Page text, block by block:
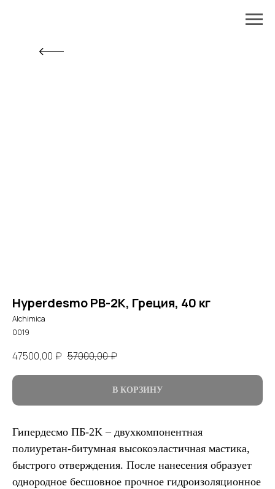
Hyperdesmo PB-2K, Греция, 40 кг
Alchimica
0019
47500,00 ₽ 57000,00₽
В КОРЗИНУ
Гипердесмо ПБ-2K – двухкомпонентная
полиуретан-битумная высокоэластичная мастика,
быстрого отверждения. После нанесения образует
однородное бесшовное прочное гидроизоляционное